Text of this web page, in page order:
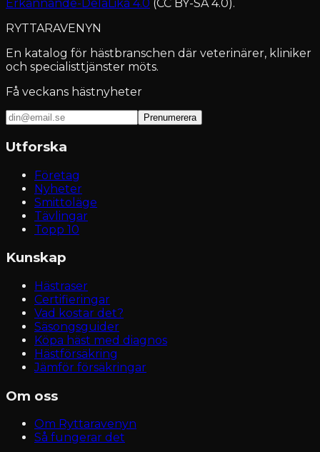
Erkännande-DelaLika 4.0 (CC BY-SA 4.0).
RYTTARAVENYN
En katalog för hästbranschen där veterinärer, kliniker
och specialisttjänster möts.
Få veckans hästnyheter
Prenumerera
Utforska
Företag
Nyheter
Smittoläge
Tävlingar
Topp 10
Kunskap
Hästraser
Certifieringar
Vad kostar det?
Säsongsguider
Köpa häst med diagnos
Hästförsäkring
Jämför försäkringar
Om oss
Om Ryttaravenyn
Så fungerar det